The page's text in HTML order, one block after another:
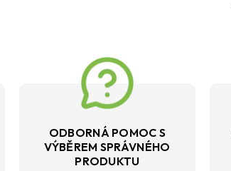
ODBORNÁ POMOC S
VÝBĚREM SPRÁVNÉHO
PRODUKTU